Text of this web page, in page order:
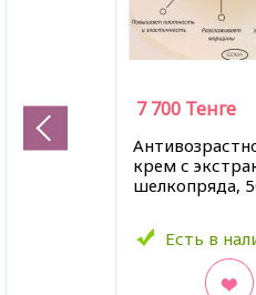
крем с
шелкопряда,
Есть в
7 700 Тенге